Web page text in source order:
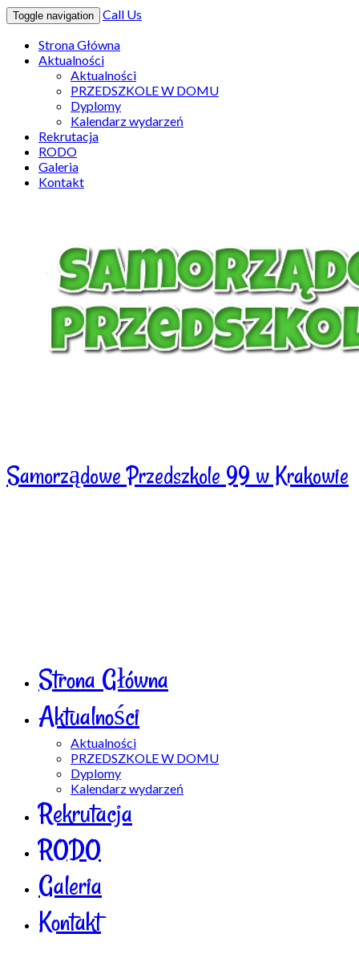
Toggle navigation
Call Us
Strona Główna
Aktualności
Aktualności
PRZEDSZKOLE W DOMU
Dyplomy
Kalendarz wydarzeń
Rekrutacja
RODO
Galeria
Kontakt
Samorządowe Przedszkole 99 w Krakowie
Strona Główna
Aktualności
Aktualności
PRZEDSZKOLE W DOMU
Dyplomy
Kalendarz wydarzeń
Rekrutacja
RODO
Galeria
Kontakt